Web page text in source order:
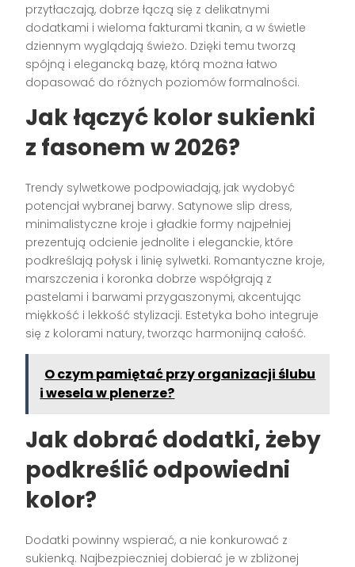
przytłaczają, dobrze łączą się z delikatnymi
dodatkami i wieloma fakturami tkanin, a w świetle
dziennym wyglądają świeżo. Dzięki temu tworzą
spójną i elegancką bazę, którą można łatwo
dopasować do różnych poziomów formalności.
Jak łączyć kolor sukienki
z fasonem w 2026?
Trendy sylwetkowe podpowiadają, jak wydobyć
potencjał wybranej barwy. Satynowe slip dress,
minimalistyczne kroje i gładkie formy najpełniej
prezentują odcienie jednolite i eleganckie, które
podkreślają połysk i linię sylwetki. Romantyczne kroje,
marszczenia i koronka dobrze współgrają z
pastelami i barwami przygaszonymi, akcentując
miękkość i lekkość stylizacji. Estetyka boho integruje
się z kolorami natury, tworząc harmonijną całość.
O czym pamiętać przy organizacji ślubu
i wesela w plenerze?
Jak dobrać dodatki, żeby
podkreślić odpowiedni
kolor?
Dodatki powinny wspierać, a nie konkurować z
sukienką. Najbezpieczniej dobierać je w zbliżonej